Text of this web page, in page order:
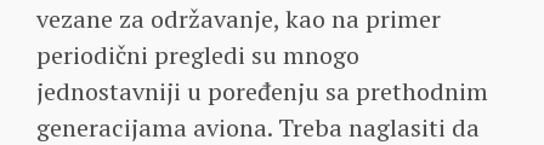
vezane za održavanje, kao na primer
periodični pregledi su mnogo
jednostavniji u poređenju sa prethodnim
generacijama aviona. Treba naglasiti da